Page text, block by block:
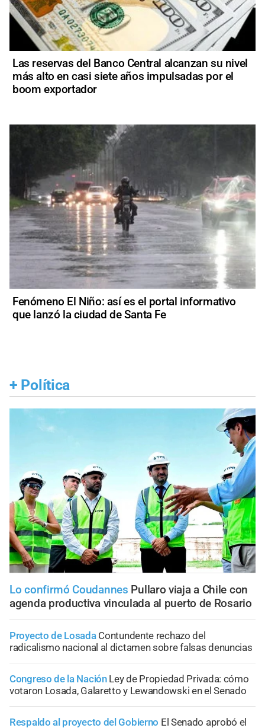
Las reservas del Banco Central alcanzan su nivel
más alto en casi siete años impulsadas por el
boom exportador
Fenómeno El Niño: así es el portal informativo
que lanzó la ciudad de Santa Fe
+ Política
Lo confirmó Coudannes Pullaro viaja a Chile con
agenda productiva vinculada al puerto de Rosario
Proyecto de Losada Contundente rechazo del
radicalismo nacional al dictamen sobre falsas denuncias
Congreso de la Nación Ley de Propiedad Privada: cómo
votaron Losada, Galaretto y Lewandowski en el Senado
Respaldo al proyecto del Gobierno El Senado aprobó el